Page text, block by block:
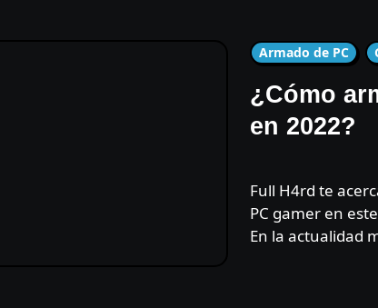
Armado de PC
¿Cómo
en 2022?
Full H4rd te acerca esta guía acerca de cómo armar tu propia
PC gamer en
En la actualidad